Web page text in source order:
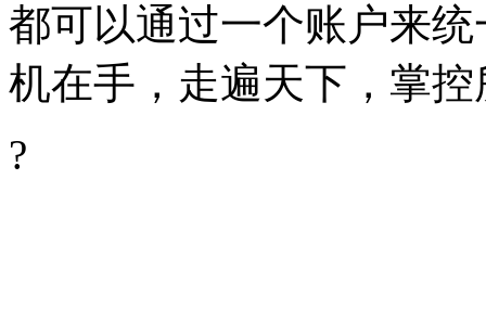
都可以通过一个账户来
机在手，走遍天下，掌控
?